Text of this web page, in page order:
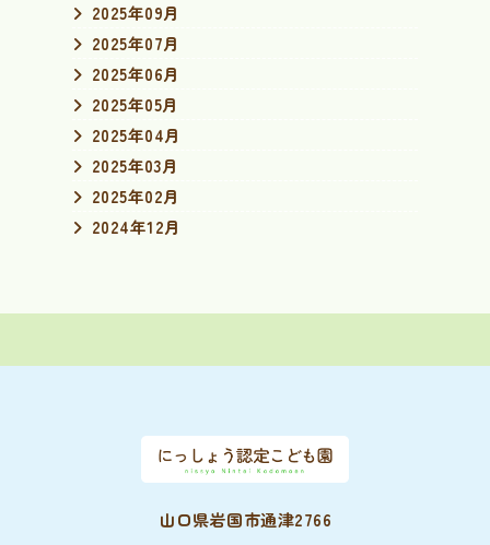
2025年09月
2025年07月
2025年06月
2025年05月
2025年04月
2025年03月
2025年02月
2024年12月
山口県岩国市通津2766